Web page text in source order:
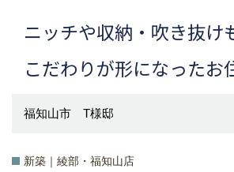
ニッチや収納・吹き抜け
こだわりが形になったお
福知山市 T様邸
新築｜綾部・福知山店